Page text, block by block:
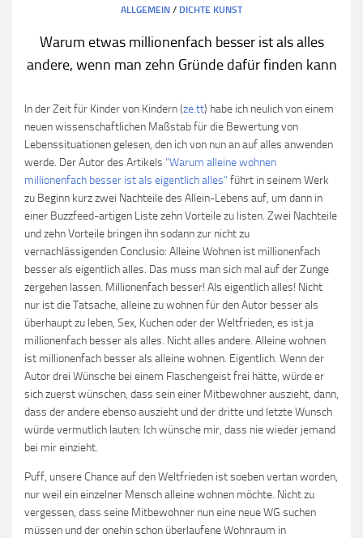
ALLGEMEIN / DICHTE KUNST
Warum etwas millionenfach besser ist als alles
andere, wenn man zehn Gründe dafür finden kann
In der Zeit für Kinder von Kindern (ze.tt) habe ich neulich von einem
neuen wissenschaftlichen Maßstab für die Bewertung von
Lebenssituationen gelesen, den ich von nun an auf alles anwenden
werde. Der Autor des Artikels “Warum alleine wohnen
millionenfach besser ist als eigentlich alles”führt in seinem Werk
zu Beginn kurz zwei Nachteile des Allein-Lebens auf, um dann in
einer Buzzfeed-artigen Liste zehn Vorteile zu listen. Zwei Nachteile
und zehn Vorteile bringen ihn sodann zur nicht zu
vernachlässigenden Conclusio: Alleine Wohnen ist millionenfach
besser als eigentlich alles. Das muss man sich mal auf der Zunge
zergehen lassen. Millionenfach besser! Als eigentlich alles! Nicht
nur ist die Tatsache, alleine zu wohnen für den Autor besser als
überhaupt zu leben, Sex, Kuchen oder der Weltfrieden, es ist ja
millionenfach besser als alles. Nicht alles andere. Alleine wohnen
ist millionenfach besser als alleine wohnen. Eigentlich. Wenn der
Autor drei Wünsche bei einem Flaschengeist frei hätte, würde er
sich zuerst wünschen, dass sein einer Mitbewohner auszieht, dann,
dass der andere ebenso auszieht und der dritte und letzte Wunsch
würde vermutlich lauten: Ich wünsche mir, dass nie wieder jemand
bei mir einzieht.
Puff, unsere Chance auf den Weltfrieden ist soeben vertan worden,
nur weil ein einzelner Mensch alleine wohnen möchte. Nicht zu
vergessen, dass seine Mitbewohner nun eine neue WG suchen
müssen und der onehin schon überlaufene Wohnraum in